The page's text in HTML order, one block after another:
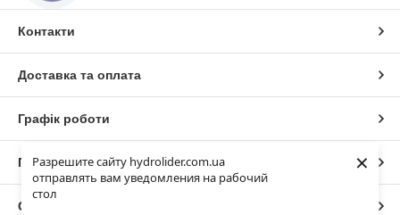
Разрешите сайту hydrolider.com.ua
отправлять вам уведомления на рабочий
стол
×
Контакти
Доставка та оплата
Графік роботи
Повна версія сайту
Сайт створено на маркетплейсі